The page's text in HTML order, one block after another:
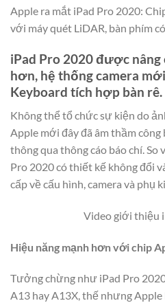
Apple ra mắt iPad Pro 2020:
với máy quét LiDAR, bàn phím
iPad Pro 2020 được
hơn, hệ thống camera
Keyboard tích hợp bàn rê.
Không thể tổ chức sự kiện do
Apple mới đây đã âm thầm
thông qua thông cáo báo chí.
Pro 2020 có thiết kế không đổi
cấp về cấu hình, camera và phụ
Video giới thiệu
Hiệu năng mạnh hơn với chip
Tưởng chừng như iPad Pro
A13 hay A13X, thế nhưng Apple